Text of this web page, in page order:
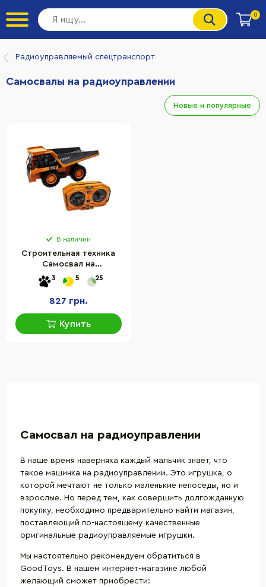
0
Радиоуправляемый спецтранспорт
Самосвалы на радиоуправлении
Новые и популярные
В наличии
Строительная техника
Самосвал на
радиоуправлении Bambi
BC1041 подвижный кузов
3 5 25
827 грн.
Купить
Самосвал на радиоуправлении
В наше время наверняка каждый мальчик знает, что
такое машинка на радиоуправлении. Это игрушка, о
которой мечтают не только маленькие непоседы, но и
взрослые. Но перед тем, как совершить долгожданную
покупку, необходимо предварительно найти магазин,
поставляющий по-настоящему качественные
оригинальные радиоуправляемые игрушки.
Мы настоятельно рекомендуем обратиться в
GoodToys. В нашем интернет-магазине любой
желающий сможет приобрести: